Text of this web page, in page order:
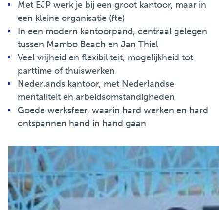
Met EJP werk je bij een groot kantoor, maar in
een kleine organisatie (fte)
In een modern kantoorpand, centraal gelegen
tussen Mambo Beach en Jan Thiel
Veel vrijheid en flexibiliteit, mogelijkheid tot
parttime of thuiswerken
Nederlands kantoor, met Nederlandse
mentaliteit en arbeidsomstandigheden
Goede werksfeer, waarin hard werken en hard
ontspannen hand in hand gaan